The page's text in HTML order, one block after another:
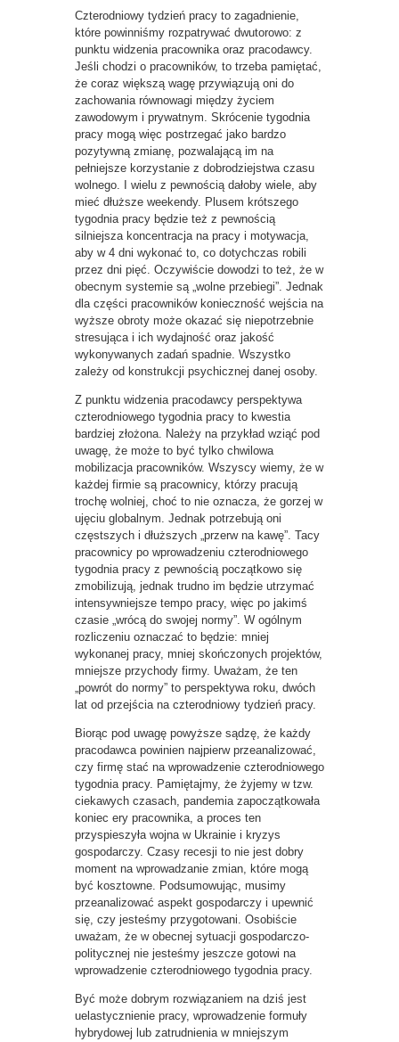
Czterodniowy tydzień pracy to zagadnienie,
które powinniśmy rozpatrywać dwutorowo: z
punktu widzenia pracownika oraz pracodawcy.
Jeśli chodzi o pracowników, to trzeba pamiętać,
że coraz większą wagę przywiązują oni do
zachowania równowagi między życiem
zawodowym i prywatnym. Skrócenie tygodnia
pracy mogą więc postrzegać jako bardzo
pozytywną zmianę, pozwalającą im na
pełniejsze korzystanie z dobrodziejstwa czasu
wolnego. I wielu z pewnością dałoby wiele, aby
mieć dłuższe weekendy. Plusem krótszego
tygodnia pracy będzie też z pewnością
silniejsza koncentracja na pracy i motywacja,
aby w 4 dni wykonać to, co dotychczas robili
przez dni pięć. Oczywiście dowodzi to też, że w
obecnym systemie są „wolne przebiegi”. Jednak
dla części pracowników konieczność wejścia na
wyższe obroty może okazać się niepotrzebnie
stresująca i ich wydajność oraz jakość
wykonywanych zadań spadnie. Wszystko
zależy od konstrukcji psychicznej danej osoby.
Z punktu widzenia pracodawcy perspektywa
czterodniowego tygodnia pracy to kwestia
bardziej złożona. Należy na przykład wziąć pod
uwagę, że może to być tylko chwilowa
mobilizacja pracowników. Wszyscy wiemy, że w
każdej firmie są pracownicy, którzy pracują
trochę wolniej, choć to nie oznacza, że gorzej w
ujęciu globalnym. Jednak potrzebują oni
częstszych i dłuższych „przerw na kawę”. Tacy
pracownicy po wprowadzeniu czterodniowego
tygodnia pracy z pewnością początkowo się
zmobilizują, jednak trudno im będzie utrzymać
intensywniejsze tempo pracy, więc po jakimś
czasie „wrócą do swojej normy”. W ogólnym
rozliczeniu oznaczać to będzie: mniej
wykonanej pracy, mniej skończonych projektów,
mniejsze przychody firmy. Uważam, że ten
„powrót do normy” to perspektywa roku, dwóch
lat od przejścia na czterodniowy tydzień pracy.
Biorąc pod uwagę powyższe sądzę, że każdy
pracodawca powinien najpierw przeanalizować,
czy firmę stać na wprowadzenie czterodniowego
tygodnia pracy. Pamiętajmy, że żyjemy w tzw.
ciekawych czasach, pandemia zapoczątkowała
koniec ery pracownika, a proces ten
przyspieszyła wojna w Ukrainie i kryzys
gospodarczy. Czasy recesji to nie jest dobry
moment na wprowadzanie zmian, które mogą
być kosztowne. Podsumowując, musimy
przeanalizować aspekt gospodarczy i upewnić
się, czy jesteśmy przygotowani. Osobiście
uważam, że w obecnej sytuacji gospodarczo-
politycznej nie jesteśmy jeszcze gotowi na
wprowadzenie czterodniowego tygodnia pracy.
Być może dobrym rozwiązaniem na dziś jest
uelastycznienie pracy, wprowadzenie formuły
hybrydowej lub zatrudnienia w mniejszym